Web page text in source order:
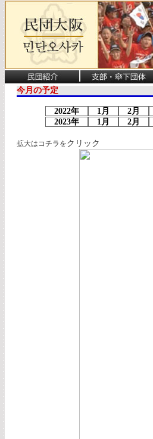
今月の予定
2022年 1月 2月
2023年
1月 2月
拡大はコチラをクリック